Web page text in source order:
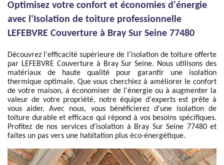
Optimisez votre confort et économies d'énergie
avec l'Isolation de toiture professionnelle
LEFEBVRE Couverture à Bray Sur Seine 77480
Découvrez l'efficacité supérieure de l'isolation de toiture offerte
par LEFEBVRE Couverture à Bray Sur Seine. Nous utilisons des
matériaux de haute qualité pour garantir une isolation
thermique optimale. Que vous cherchiez à améliorer le confort
de votre maison, à économiser de l'énergie ou à augmenter la
valeur de votre propriété, notre équipe d'experts est prête à
vous aider. Avec nous, vous bénéficierez d'une isolation de
toiture durable et efficace qui répond à vos besoins spécifiques.
Profitez de nos services d'isolation à Bray Sur Seine 77480 et
faites un pas vers une habitation plus éco-énergétique.